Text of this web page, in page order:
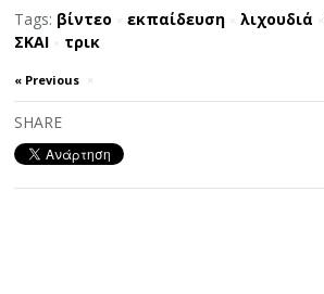
Tags: βίντεο εκπαίδευση λιχουδιά
ΣΚΑΙ τρικ
« Previous ×
SHARE